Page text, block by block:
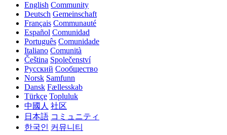
English Community
Deutsch Gemeinschaft
Français Communauté
Español Comunidad
Português Comunidade
Italiano Comunità
Čeština Společenství
Русский Сообщество
Norsk Samfunn
Dansk Fællesskab
Türkçe Topluluk
中國人 社区
日本語 コミュニティ
한국인 커뮤니티